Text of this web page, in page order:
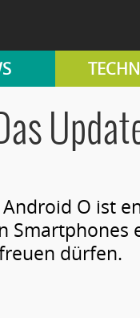
O ist
Smartphones
dürfen.